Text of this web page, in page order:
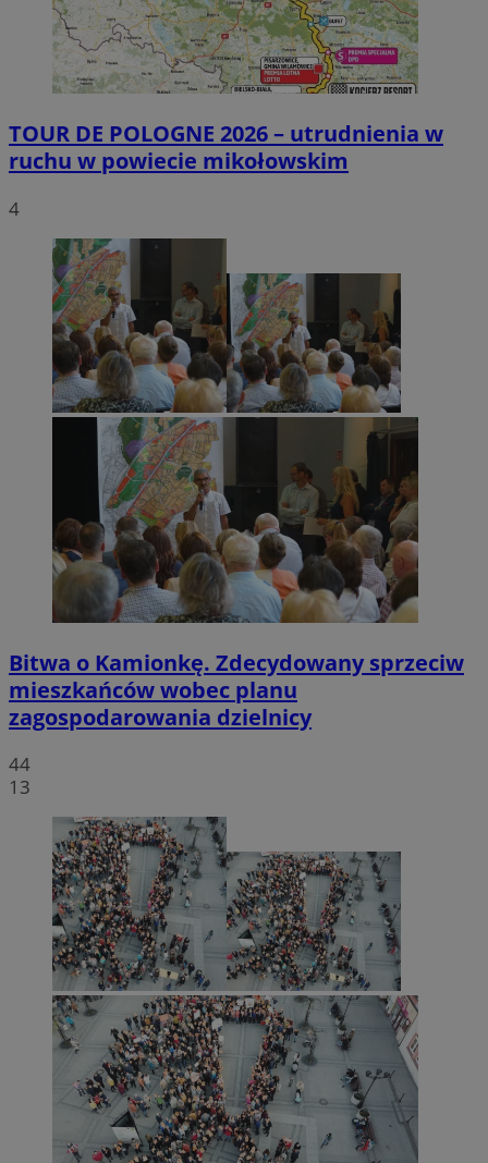
TOUR DE POLOGNE 2026 – utrudnienia w
ruchu w powiecie mikołowskim
4
Bitwa o Kamionkę. Zdecydowany sprzeciw
mieszkańców wobec planu
zagospodarowania dzielnicy
44
13